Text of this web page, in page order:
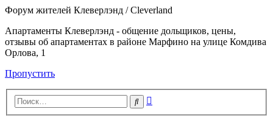
Форум жителей Клеверлэнд / Cleverland
Апартаменты Клеверлэнд - общение дольщиков, цены,
отзывы об апартаментах в районе Марфино на улице Комдива
Орлова, 1
Пропустить
Поиск